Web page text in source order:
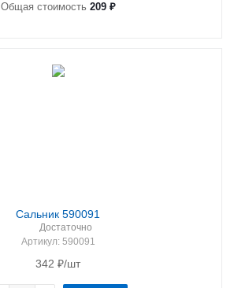
Общая стоимость 209 ₽
Сальник 590091
Достаточно
Артикул: 590091
342 ₽/шт